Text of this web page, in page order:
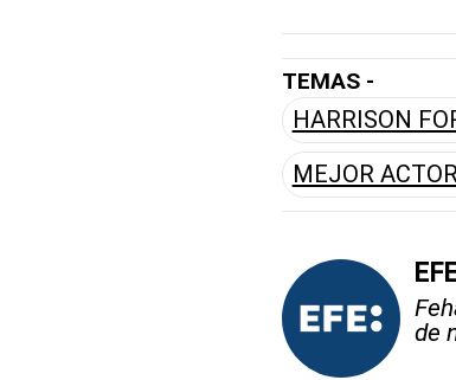
TEMAS -
HARRISON
MEJOR
de